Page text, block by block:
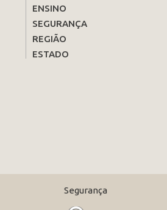
ENSINO
SEGURANÇA
REGIÃO
ESTADO
Segurança